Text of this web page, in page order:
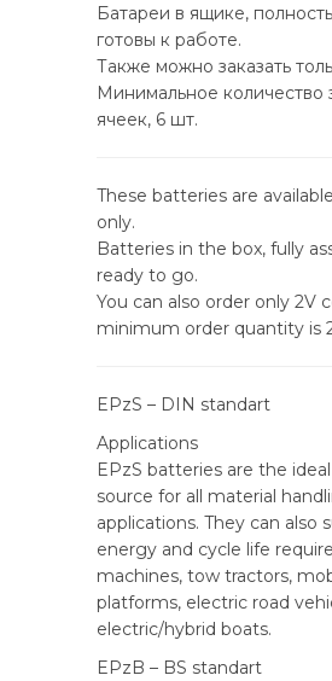
Батареи в ящике,
готовы к работе.
Также можно заказать
Минимальное количество
ячеек, 6 шт.
These batteries are
only.
Batteries in the box, fully
ready to go.
You can also order only 2V
minimum order quantity is
EPzS – DIN standart
Applications
EPzS batteries are the
source for all material
applications. They can also
energy and cycle life
machines, tow tractors,
platforms, electric road
electric/hybrid boats.
EPzB – BS standart